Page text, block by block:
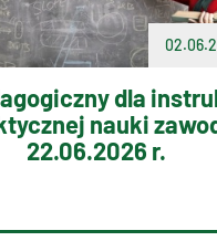
dla
nauki
22.06.2026 r.